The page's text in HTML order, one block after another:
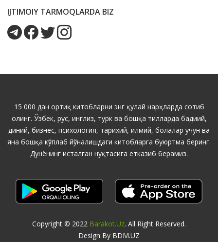
IJTIMOIY TARMOQLARDA BIZ
15 000 дан ортиқ китобларни энг қулай нарҳларда сотиб
олинг. Ўзбек, рус, инглиз, турк ва бошқа тилларда бадиий,
диний, бизнес, психология, тарихий, илмий, болалар учун ва
яна бошқа кўплаб йўналишдаги китобларга буюртма беринг.
Дунёнинг исталган нуқтасига етказиб берамиз.
Copyright © 2022 Barakot.uz. All Right Reserved.
Design By BDM.UZ